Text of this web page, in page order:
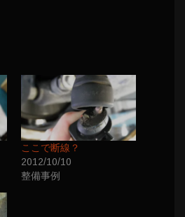
ここで断線？
2012/10/10
整備事例